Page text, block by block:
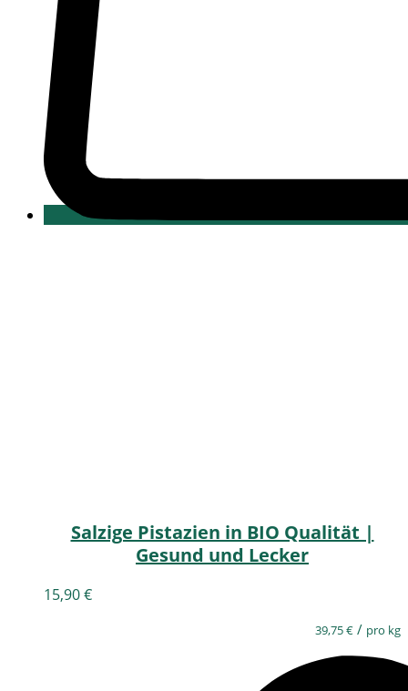
Salzige Pistazien in BIO Qualität |
Gesund und Lecker
15,90€
39,75€ / pro kg